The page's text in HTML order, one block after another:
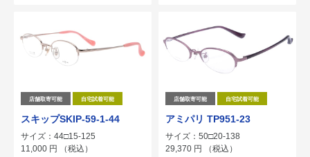
店舗取寄可能 自宅試着可能
スキップSKIP-59-1-44
サイズ：44□15-125
11,000 円 （税込）
店舗取寄可能 自宅試着可能
アミパリ TP951-23
サイズ：50□20-138
29,370 円 （税込）